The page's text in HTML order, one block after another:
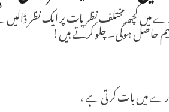
میں کچھ مختلف نظریات پر ایک نظر
حاصل ہوگی۔ چلو کرتے ہیں!
میں بات کرتی ہے ،